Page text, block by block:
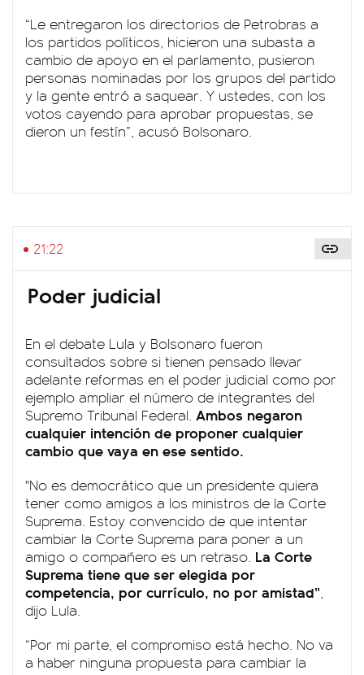
“Le entregaron los directorios de Petrobras a
los partidos políticos, hicieron una subasta a
cambio de apoyo en el parlamento, pusieron
personas nominadas por los grupos del partido
y la gente entró a saquear. Y ustedes, con los
votos cayendo para aprobar propuestas, se
dieron un festín”, acusó Bolsonaro.
21:22
Poder judicial
En el debate Lula y Bolsonaro fueron
consultados sobre si tienen pensado llevar
adelante reformas en el poder judicial como por
ejemplo ampliar el número de integrantes del
Supremo Tribunal Federal. Ambos negaron
cualquier intención de proponer cualquier
cambio que vaya en ese sentido.
"No es democrático que un presidente quiera
tener como amigos a los ministros de la Corte
Suprema. Estoy convencido de que intentar
cambiar la Corte Suprema para poner a un
amigo o compañero es un retraso. La Corte
Suprema tiene que ser elegida por
competencia, por currículo, no por amistad”,
dijo Lula.
“Por mi parte, el compromiso está hecho. No va
a haber ninguna propuesta para cambiar la